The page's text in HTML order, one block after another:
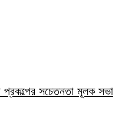
প্রকল্পের সচেতনতা মূলক সভা